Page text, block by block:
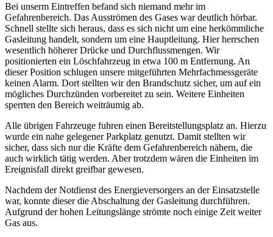
Bei unserm Eintreffen befand sich niemand mehr im
Gefahrenbereich. Das Ausströmen des Gases war deutlich hörbar.
Schnell stellte sich heraus, dass es sich nicht um eine herkömmliche
Gasleitung handelt, sondern um eine Hauptleitung. Hier herrschen
wesentlich höherer Drücke und Durchflussmengen. Wir
positionierten ein Löschfahrzeug in etwa 100 m Entfernung. An
dieser Position schlugen unsere mitgeführten Mehrfachmessgeräte
keinen Alarm. Dort stellten wir den Brandschutz sicher, um auf ein
mögliches Durchzünden vorbereitet zu sein. Weitere Einheiten
sperrten den Bereich weiträumig ab.
Alle übrigen Fahrzeuge fuhren einen Bereitstellungsplatz an. Hierzu
wurde ein nahe gelegener Parkplatz genutzt. Damit stellten wir
sicher, dass sich nur die Kräfte dem Gefahrenbereich nähern, die
auch wirklich tätig werden. Aber trotzdem wären die Einheiten im
Ereignisfall direkt greifbar gewesen.
Nachdem der Notdienst des Energieversorgers an der Einsatzstelle
war, konnte dieser die Abschaltung der Gasleitung durchführen.
Aufgrund der hohen Leitungslänge strömte noch einige Zeit weiter
Gas aus.